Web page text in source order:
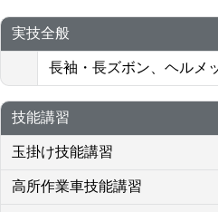
実技全般
長袖・長ズボン、ヘルメ
技能講習
玉掛け技能講習
高所作業車技能講習